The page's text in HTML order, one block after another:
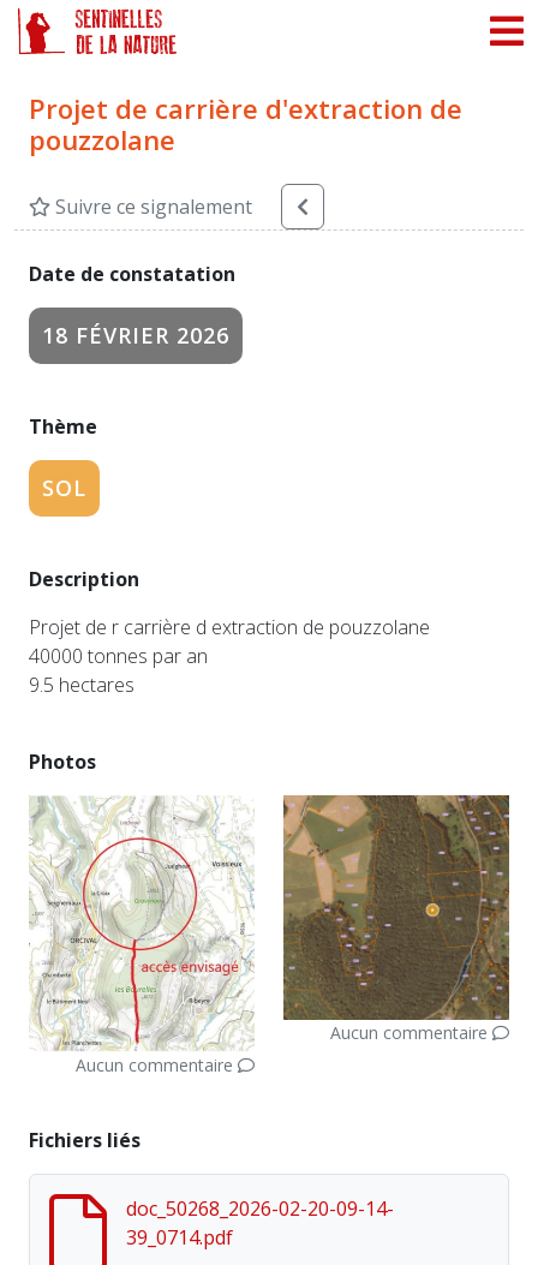
Projet de carrière d'extraction de
pouzzolane
Suivre ce signalement
Date de constatation
18 FÉVRIER 2026
Thème
SOL
Description
Projet de r carrière d extraction de pouzzolane
40000 tonnes par an
9.5 hectares
Photos
Aucun commentaire
Aucun commentaire
Fichiers liés
doc_50268_2026-02-20-09-14-
39_0714.pdf
Panneau de gestion des cookies